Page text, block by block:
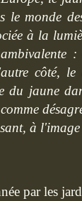
le monde
à la
côté,
du jaune
à
par les